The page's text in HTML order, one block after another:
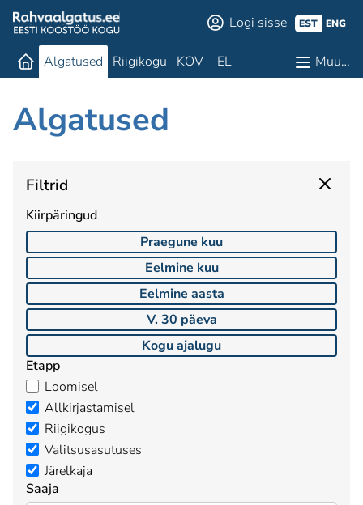
Logi sisse EST ENG
Algatused Riigikogu KOV EL Muu…
Algatused
Filtrid
Kiirpäringud
Praegune kuu
Eelmine kuu
Eelmine aasta
V. 30 päeva
Kogu ajalugu
Etapp
Loomisel
Allkirjastamisel
Riigikogus
Valitsusasutuses
Järelkaja
Saaja